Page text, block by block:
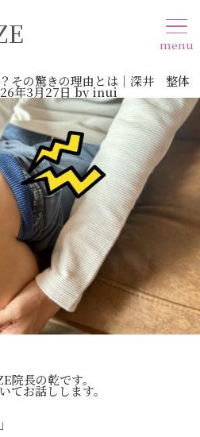
menu
その驚きの理由とは｜深井 整体
年3月27日byinui
院長の乾です。
てお話しします。